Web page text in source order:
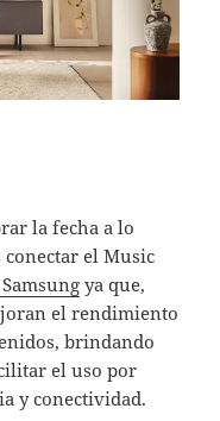
la fecha a lo
conectar el Music
ya que,
el rendimiento
brindando
el uso por
y conectividad.